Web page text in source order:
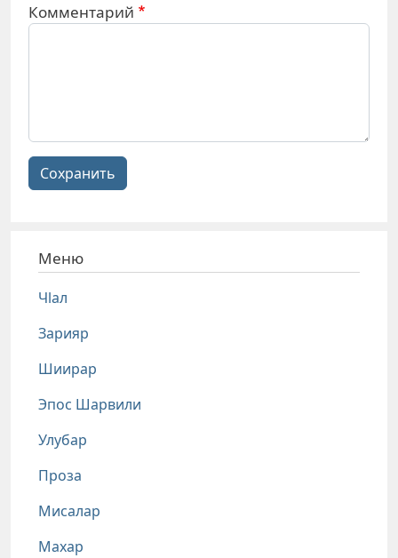
Комментарий
Сохранить
Меню
Чlал
Зарияр
Шиирар
Эпос Шарвили
Улубар
Проза
Мисалар
Махар